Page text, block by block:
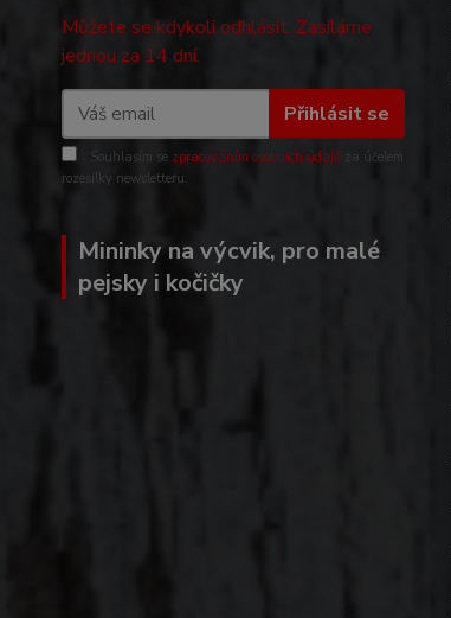
Můžete se kdykoli odhlásit. Zasíláme
jednou za 14 dní.
Přihlásit se
Souhlasím se zpracováním osobních údajů za účelem
rozesílky newsletteru.
Mininky na výcvik, pro malé
pejsky i kočičky